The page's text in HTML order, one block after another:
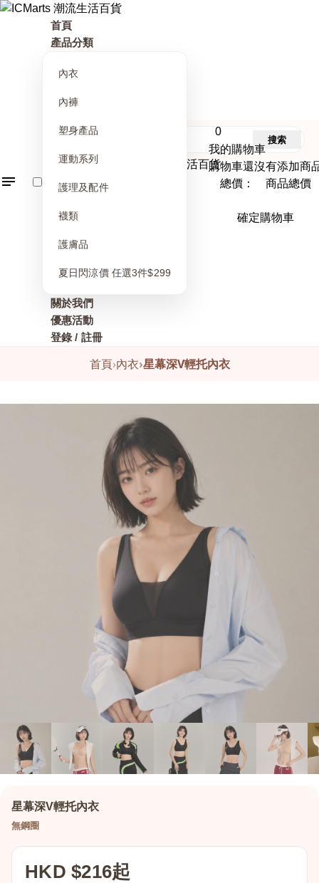
首頁
產品分類
內衣
內褲
塑身產品
運動系列
護理及配件
襪類
護膚品
夏日閃涼價 任選3件$299
關於我們
優惠活動
登錄 / 註冊
0
我的購物車
購物車還沒有添加商
總價： 商品總價
確定購物車
搜索
首頁›內衣›星幕深V輕托內衣
星幕深V輕托內衣
無鋼圈
HKD $216起